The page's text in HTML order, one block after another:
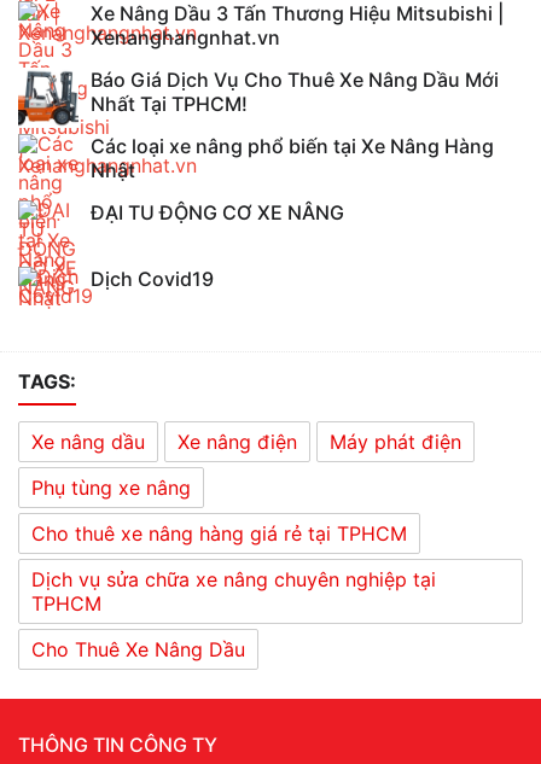
Xe Nâng Dầu 3 Tấn Thương Hiệu Mitsubishi |
Xenanghangnhat.vn
Báo Giá Dịch Vụ Cho Thuê Xe Nâng Dầu Mới
Nhất Tại TPHCM!
Các loại xe nâng phổ biến tại Xe Nâng Hàng
Nhật
ĐẠI TU ĐỘNG CƠ XE NÂNG
Dịch Covid19
TAGS:
Xe nâng dầu Xe nâng điện
Máy phát điện
Phụ tùng xe nâng
Cho thuê xe nâng hàng giá rẻ tại TPHCM
Dịch vụ sửa chữa xe nâng chuyên nghiệp tại
TPHCM
Cho Thuê Xe Nâng Dầu
THÔNG TIN CÔNG TY